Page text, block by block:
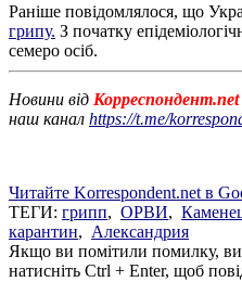
Раніше повідомлялося, що
грипу. З початку
семеро осіб.
Новини від Корреспондент.net
наш канал https://t.me/
Читайте Korrespondent.net в
ТЕГИ: грипп, ОРВИ,
карантин, Александрия
Якщо ви помітили помилку,
натисніть Ctrl + Enter, щоб